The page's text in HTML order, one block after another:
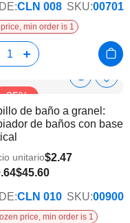
CLN 008 SKU:00701
min order is 1
-35%
Show
Info
lista
de baño a granel:
de baños con base
$45.60
unitario$2.47
CLN 010 SKU:00900
price, min order is 1